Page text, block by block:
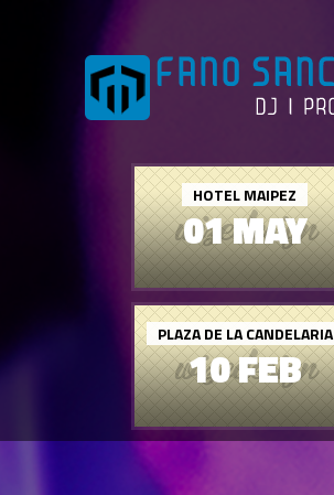
01 MAY
HOTEL MAIPEZ
10 FEB
PLAZA DE LA CANDELARIA